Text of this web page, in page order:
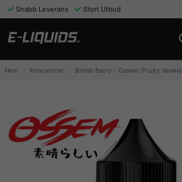
Snabb Leverans Stort Utbud
Hem Koncentrat British Berry - Ossem (Fruity Series)